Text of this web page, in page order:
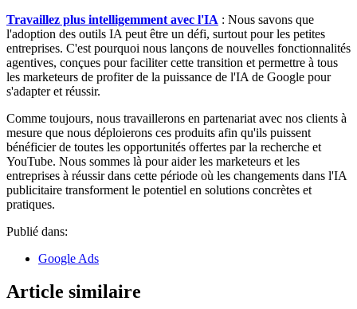
Travaillez plus intelligemment avec l'IA : Nous savons que
l'adoption des outils IA peut être un défi, surtout pour les petites
entreprises. C'est pourquoi nous lançons de nouvelles fonctionnalités
agentives, conçues pour faciliter cette transition et permettre à tous
les marketeurs de profiter de la puissance de l'IA de Google pour
s'adapter et réussir.
Comme toujours, nous travaillerons en partenariat avec nos clients à
mesure que nous déploierons ces produits afin qu'ils puissent
bénéficier de toutes les opportunités offertes par la recherche et
YouTube. Nous sommes là pour aider les marketeurs et les
entreprises à réussir dans cette période où les changements dans l'IA
publicitaire transforment le potentiel en solutions concrètes et
pratiques.
Publié dans:
Google Ads
Article similaire